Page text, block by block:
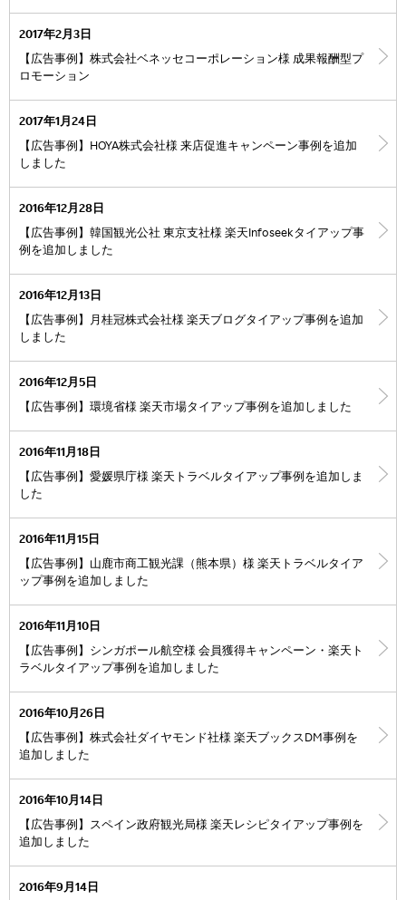
2017年2月3日
【広告事例】株式会社ベネッセコーポレーション様 成果報酬型プ
ロモーション
2017年1月24日
【広告事例】HOYA株式会社様 来店促進キャンペーン事例を追加
しました
2016年12月28日
【広告事例】韓国観光公社 東京支社様 楽天Infoseekタイアップ事
例を追加しました
2016年12月13日
【広告事例】月桂冠株式会社様 楽天ブログタイアップ事例を追加
しました
2016年12月5日
【広告事例】環境省様 楽天市場タイアップ事例を追加しました
2016年11月18日
【広告事例】愛媛県庁様 楽天トラベルタイアップ事例を追加しま
した
2016年11月15日
【広告事例】山鹿市商工観光課（熊本県）様 楽天トラベルタイア
ップ事例を追加しました
2016年11月10日
【広告事例】シンガポール航空様 会員獲得キャンペーン・楽天ト
ラベルタイアップ事例を追加しました
2016年10月26日
【広告事例】株式会社ダイヤモンド社様 楽天ブックスDM事例を
追加しました
2016年10月14日
【広告事例】スペイン政府観光局様 楽天レシピタイアップ事例を
追加しました
2016年9月14日